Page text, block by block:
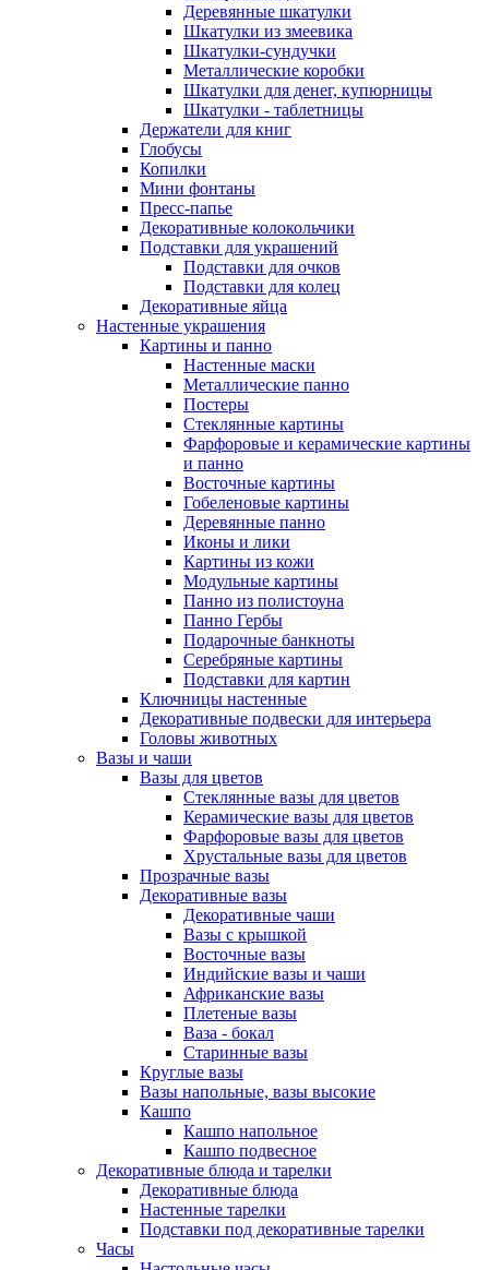
Деревянные шкатулки
Шкатулки из змеевика
Шкатулки-сундучки
Металлические коробки
Шкатулки для денег, купюрницы
Шкатулки - таблетницы
Держатели для книг
Глобусы
Копилки
Мини фонтаны
Пресс-папье
Декоративные колокольчики
Подставки для украшений
Подставки для очков
Подставки для колец
Декоративные яйца
Настенные украшения
Картины и панно
Настенные маски
Металлические панно
Постеры
Стеклянные картины
Фарфоровые и керамические картины
и панно
Восточные картины
Гобеленовые картины
Деревянные панно
Иконы и лики
Картины из кожи
Модульные картины
Панно из полистоуна
Панно Гербы
Подарочные банкноты
Серебряные картины
Подставки для картин
Ключницы настенные
Декоративные подвески для интерьера
Головы животных
Вазы и чаши
Вазы для цветов
Стеклянные вазы для цветов
Керамические вазы для цветов
Фарфоровые вазы для цветов
Хрустальные вазы для цветов
Прозрачные вазы
Декоративные вазы
Декоративные чаши
Вазы с крышкой
Восточные вазы
Индийские вазы и чаши
Африканские вазы
Плетеные вазы
Ваза - бокал
Старинные вазы
Круглые вазы
Вазы напольные, вазы высокие
Кашпо
Кашпо напольное
Кашпо подвесное
Декоративные блюда и тарелки
Декоративные блюда
Настенные тарелки
Подставки под декоративные тарелки
Часы